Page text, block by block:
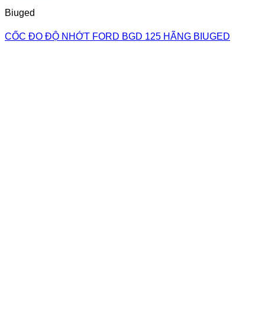
Biuged
CỐC ĐO ĐỘ NHỚT FORD BGD 125 HÃNG BIUGED